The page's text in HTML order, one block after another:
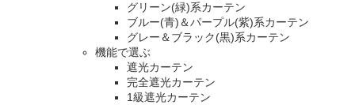
グリーン(緑)系カーテン
ブルー(青)＆パープル(紫)系カーテン
グレー＆ブラック(黒)系カーテン
機能で選ぶ
遮光カーテン
完全遮光カーテン
1級遮光カーテン